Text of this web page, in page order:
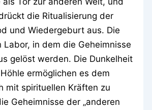
die Ritualisierung der
und Wiedergeburt aus. Die
Labor, in dem die Geheimnisse
gelöst werden. Die Dunkelheit
ermöglichen es dem
mit spirituellen Kräften zu
Geheimnisse der „anderen